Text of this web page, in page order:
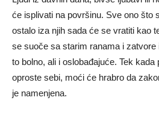
će isplivati na površinu. Sve ono što
ostalo iza njih sada će se vratiti kao
se suoče sa starim ranama i
to bolno, ali i oslobađajuće. Tek kada
oproste sebi, moći će hrabro da
je namenjena.